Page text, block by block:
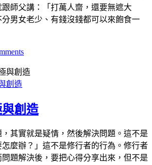
師父講：「打萬人齋，還要無遮大
男女老少、有錢沒錢都可以來飽食一
創造
創造
其實就是疑情，然後解決問題。這不是
麼辦？」這不是修行者的行為。修行者
題解決後，要把心得分享出來，但不是